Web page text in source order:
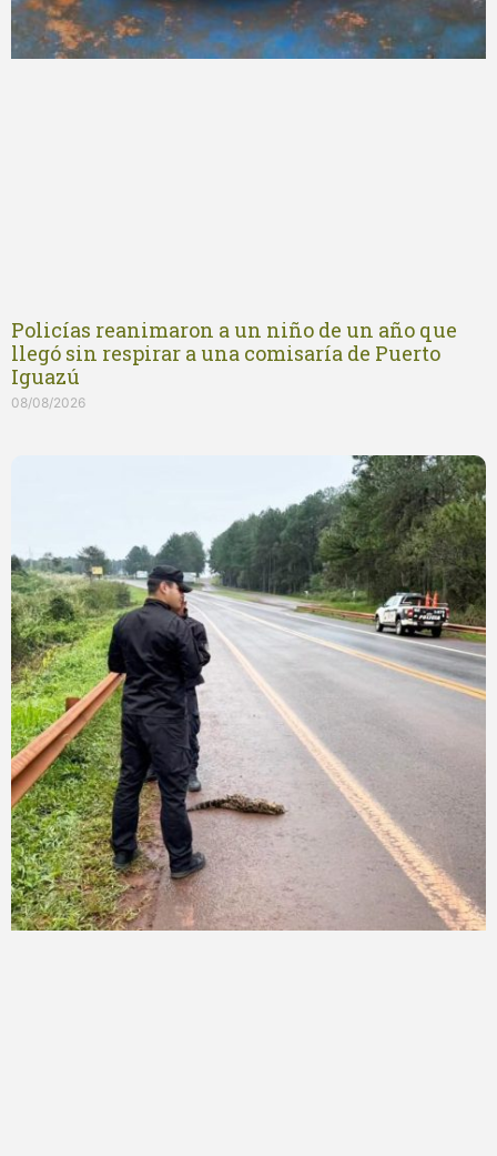
Policías reanimaron a un niño de un año que
llegó sin respirar a una comisaría de Puerto
Iguazú
08/08/2026